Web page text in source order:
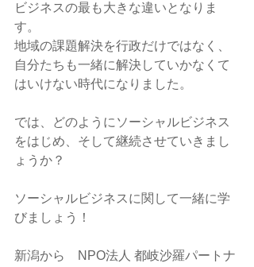
ビジネスの最も大きな違いとなりま
す。
地域の課題解決を行政だけではなく、
自分たちも一緒に解決していかなくて
はいけない時代になりました。
では、どのようにソーシャルビジネス
をはじめ、そして継続させていきまし
ょうか？
ソーシャルビジネスに関して一緒に学
びましょう！
新潟から　NPO法人 都岐沙羅パートナ